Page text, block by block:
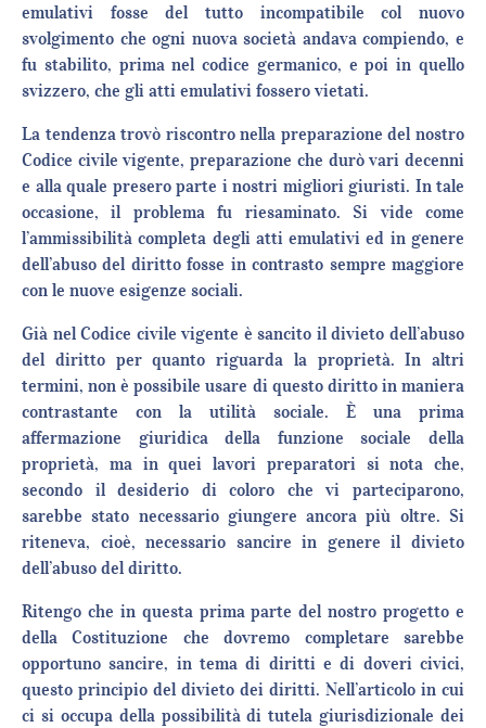
emulativi fosse del tutto incompatibile col nuovo
svolgimento che ogni nuova società andava compiendo, e
fu stabilito, prima nel codice germanico, e poi in quello
svizzero, che gli atti emulativi fossero vietati.
La tendenza trovò riscontro nella preparazione del nostro
Codice civile vigente, preparazione che durò vari decenni
e alla quale presero parte i nostri migliori giuristi. In tale
occasione, il problema fu riesaminato. Si vide come
l’ammissibilità completa degli atti emulativi ed in genere
dell’abuso del diritto fosse in contrasto sempre maggiore
con le nuove esigenze sociali.
Già nel Codice civile vigente è sancito il divieto dell’abuso
del diritto per quanto riguarda la proprietà. In altri
termini, non è possibile usare di questo diritto in maniera
contrastante con la utilità sociale. È una prima
affermazione giuridica della funzione sociale della
proprietà, ma in quei lavori preparatori si nota che,
secondo il desiderio di coloro che vi parteciparono,
sarebbe stato necessario giungere ancora più oltre. Si
riteneva, cioè, necessario sancire in genere il divieto
dell’abuso del diritto.
Ritengo che in questa prima parte del nostro progetto e
della Costituzione che dovremo completare sarebbe
opportuno sancire, in tema di diritti e di doveri civici,
questo principio del divieto dei diritti. Nell’articolo in cui
ci si occupa della possibilità di tutela giurisdizionale dei